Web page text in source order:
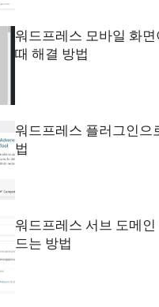
워드프레스 모바일 화
때 해결 방법
워드프레스 플러그인으
법
워드프레스 서브 도메
드는 방법